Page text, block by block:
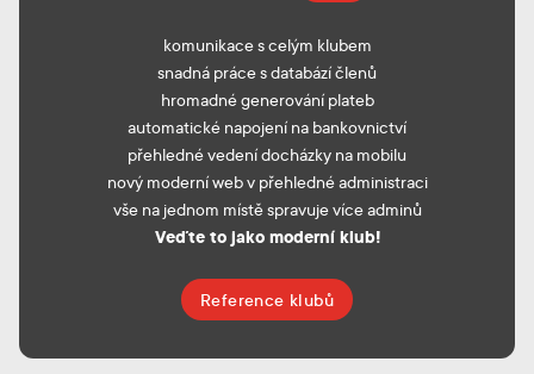
komunikace s celým klubem
snadná práce s databází členů
hromadné generování plateb
automatické napojení na bankovnictví
přehledné vedení docházky na mobilu
nový moderní web v přehledné administraci
vše na jednom místě spravuje více adminů
Veďte to jako moderní klub!
Reference klubů